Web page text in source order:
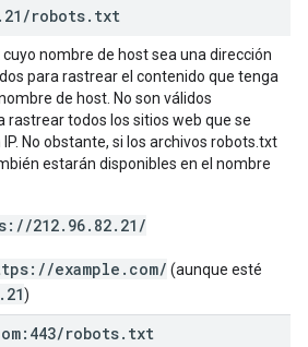
. 21 /robots. txt
nombre de host sea una dirección
para rastrear el contenido que tenga
de host. No son válidos
todos los sitios web que se
No obstante, si los archivos robots.txt
estarán disponibles en el nombre
212.96.82.21/
example.com/ (aunque esté
)
/robots. txt